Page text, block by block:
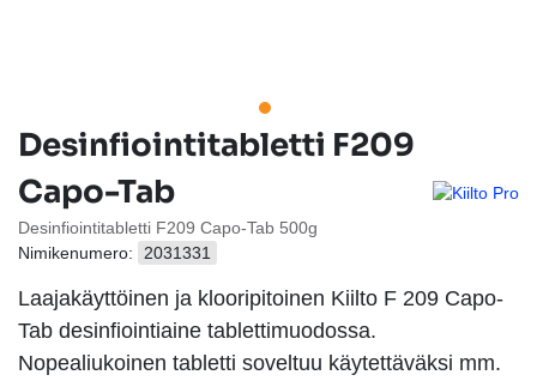
Desinfiointitabletti F209
Capo-Tab
Desinfiointitabletti F209 Capo-Tab 500g
Nimikenumero:
2031331
Laajakäyttöinen ja klooripitoinen Kiilto F 209 Capo-
Tab desinfiointiaine tablettimuodossa.
Nopealiukoinen tabletti soveltuu käytettäväksi mm.